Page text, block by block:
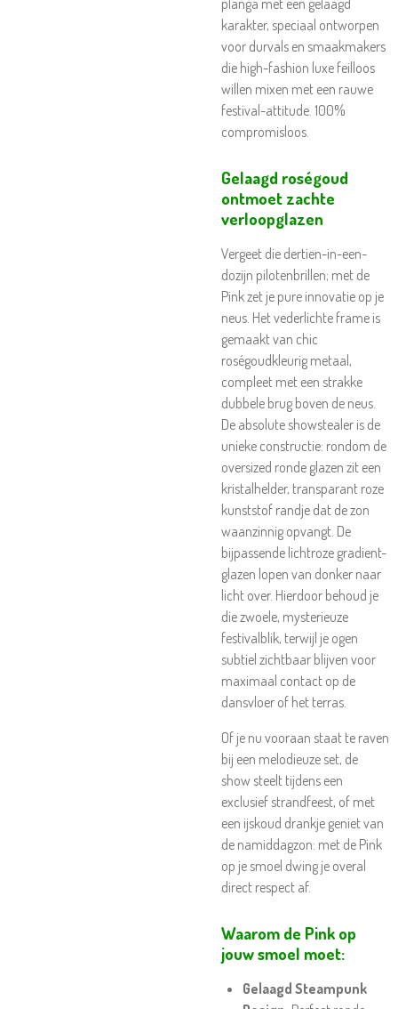
planga met een gelaagd
karakter, speciaal ontworpen
voor durvals en smaakmakers
die high-fashion luxe feilloos
willen mixen met een rauwe
festival-attitude. 100%
compromisloos.
Gelaagd roségoud
ontmoet zachte
verloopglazen
Vergeet die dertien-in-een-
dozijn pilotenbrillen; met de
Pink zet je pure innovatie op je
neus. Het vederlichte frame is
gemaakt van chic
roségoudkleurig metaal,
compleet met een strakke
dubbele brug boven de neus.
De absolute showstealer is de
unieke constructie: rondom de
oversized ronde glazen zit een
kristalhelder, transparant roze
kunststof randje dat de zon
waanzinnig opvangt. De
bijpassende lichtroze gradient-
glazen lopen van donker naar
licht over. Hierdoor behoud je
die zwoele, mysterieuze
festivalblik, terwijl je ogen
subtiel zichtbaar blijven voor
maximaal contact op de
dansvloer of het terras.
Of je nu vooraan staat te raven
bij een melodieuze set, de
show steelt tijdens een
exclusief strandfeest, of met
een ijskoud drankje geniet van
de namiddagzon: met de Pink
op je smoel dwing je overal
direct respect af.
Waarom de Pink op
jouw smoel moet:
Gelaagd Steampunk